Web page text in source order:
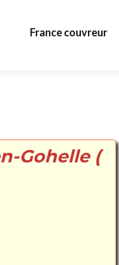
France couvreur
Gohelle (